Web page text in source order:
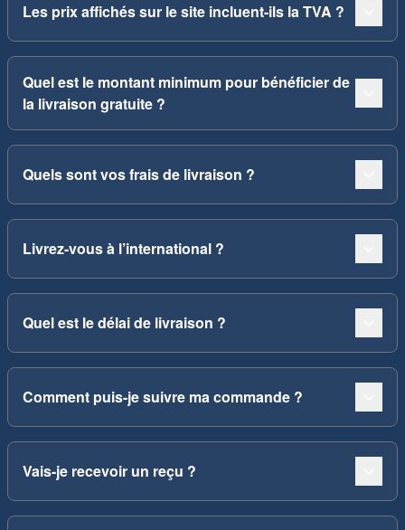
Les prix affichés sur le site incluent-ils la TVA ?
Quel est le montant minimum pour bénéficier de
la livraison gratuite ?
Quels sont vos frais de livraison ?
Livrez-vous à l’international ?
Quel est le délai de livraison ?
Comment puis-je suivre ma commande ?
Vais-je recevoir un reçu ?